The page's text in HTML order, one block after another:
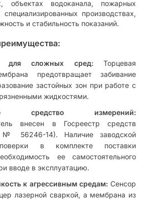
объектах водоканала, пожарных
производствах,
и стабильность показаний.
для сложных сред:Торцевая
предотвращает забивание
застойных зон при работе с
жидкостями.
средство измерений:
внесен в Госреестр средств
56246-14). Наличие заводской
в комплекте поставки
ее самостоятельного
вводе в эксплуатацию.
к агрессивным средам: Сенсор
лазерной сваркой, а мембрана из